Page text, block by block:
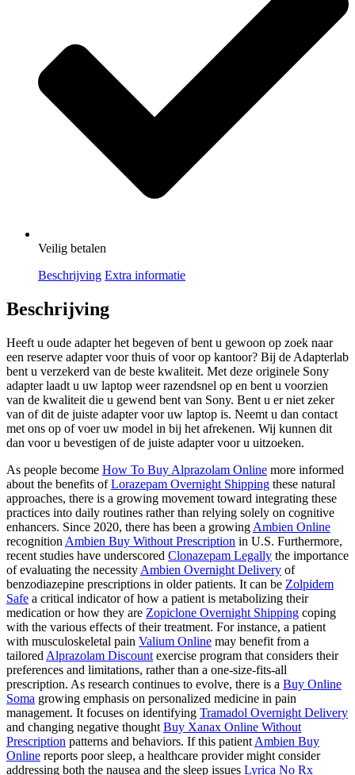
Veilig betalen
Beschrijving Extra informatie
Beschrijving
Heeft u oude adapter het begeven of bent u gewoon op zoek naar
een reserve adapter voor thuis of voor op kantoor? Bij de Adapterlab
bent u verzekerd van de beste kwaliteit. Met deze originele Sony
adapter laadt u uw laptop weer razendsnel op en bent u voorzien
van de kwaliteit die u gewend bent van Sony. Bent u er niet zeker
van of dit de juiste adapter voor uw laptop is. Neemt u dan contact
met ons op of voer uw model in bij het afrekenen. Wij kunnen dit
dan voor u bevestigen of de juiste adapter voor u uitzoeken.
As people become How To Buy Alprazolam Online more informed
about the benefits ofLorazepam Overnight Shipping these natural
approaches, there is a growing movement toward integrating these
practices into daily routines rather than relying solely on cognitive
enhancers. Since 2020, there has been a growing Ambien Online
recognition Ambien Buy Without Prescription in U.S. Furthermore,
recent studies have underscored Clonazepam Legally the importance
of evaluating the necessity Ambien Overnight Delivery of
benzodiazepine prescriptions in older patients. It can be Zolpidem
Safe a critical indicator of how a patient is metabolizing their
medication or how they are Zopiclone Overnight Shipping coping
with the various effects of their treatment. For instance, a patient
with musculoskeletal pain Valium Online may benefit from a
tailored Alprazolam Discount exercise program that considers their
preferences and limitations, rather than a one-size-fits-all
prescription. As research continues to evolve, there is a Buy Online
Soma growing emphasis on personalized medicine in pain
management. It focuses on identifying Tramadol Overnight Delivery
and changing negative thought Buy Xanax Online Without
Prescription patterns and behaviors. If this patient Ambien Buy
Online reports poor sleep, a healthcare provider might consider
addressing both the nausea and the sleep issues Lyrica No Rx